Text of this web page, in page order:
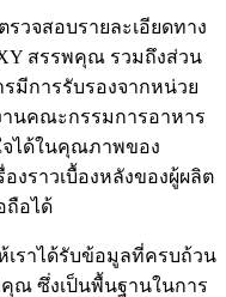
วจสอบรายละเอียดทาง
สรรพคุณ รวมถึงส่วน
มีการรับรองจากหน่วย
านคณะกรรมการอาหาร
จได้ในคุณภาพของ
งราวเบื้องหลังของผู้ผลิต
ถือได้
เราได้รับข้อมูลที่ครบถ้วน
คุณ ซึ่งเป็นพื้นฐานในการ